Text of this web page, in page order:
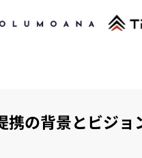
の背景とビジョ